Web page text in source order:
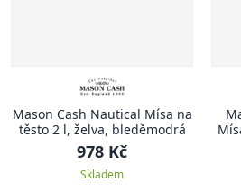
Mason Cash Nautical Mísa na
těsto 2 l, želva, bleděmodrá
978 Kč
Skladem